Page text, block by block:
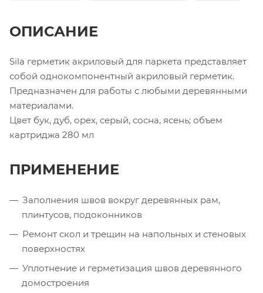
ОПИСАНИЕ
Sila герметик акриловый для паркета представляет
собой однокомпонентный акриловый герметик.
Предназначен для работы с любыми деревянными
материалами.
Цвет бук, дуб, орех, серый, сосна, ясень; объем
картриджа 280 мл
ПРИМЕНЕНИЕ
Заполнения швов вокруг деревянных рам,
плинтусов, подоконников
Ремонт скол и трещин на напольных и стеновых
поверхностях
Уплотнение и герметизация швов деревянного
домостроения